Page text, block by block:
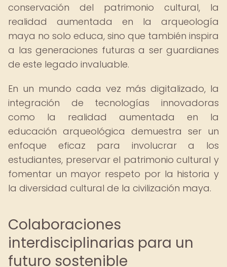
conservación del patrimonio cultural, la
realidad aumentada en la arqueología
maya no solo educa, sino que también inspira
a las generaciones futuras a ser guardianes
de este legado invaluable.
En un mundo cada vez más digitalizado, la
integración de tecnologías innovadoras
como la realidad aumentada en la
educación arqueológica demuestra ser un
enfoque eficaz para involucrar a los
estudiantes, preservar el patrimonio cultural y
fomentar un mayor respeto por la historia y
la diversidad cultural de la civilización maya.
Colaboraciones
interdisciplinarias para un
futuro sostenible